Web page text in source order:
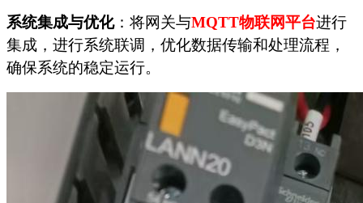
系统集成与优化：将网关与MQTT物联网平台进行
集成，进行系统联调，优化数据传输和处理流程，
确保系统的稳定运行。